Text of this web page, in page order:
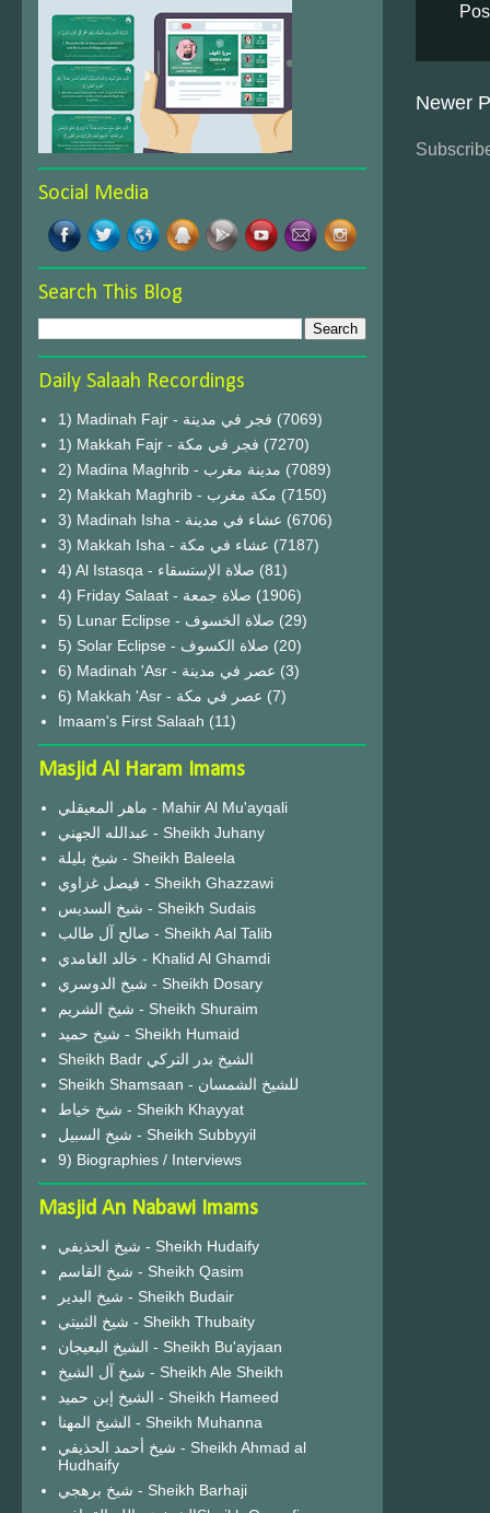
Newer
Social Media
Search This Blog
Daily Salaah Recordings
1) Madinah Fajr - فجر في مدينة (7069)
1) Makkah Fajr - فجر في مكة (7270)
2) Madina Maghrib - مدينة مغرب (7089)
2) Makkah Maghrib - مكة مغرب (7150)
3) Madinah Isha - عشاء في مدينة (6706)
3) Makkah Isha - عشاء في مكة (7187)
4) Al Istasqa - صلاة الإستسقاء (81)
4) Friday Salaat - صلاة جمعة (1906)
5) Lunar Eclipse - صلاة الخسوف (29)
(20)
6) Madinah 'Asr - عصر في مدينة (3)
6) Makkah 'Asr - عصر في مكة (7)
Imaam's First Salaah (11)
Masjid Al Haram Imams
ماهر المعيقلي - Mahir Al Mu'ayqali
عبدالله الجهني - Sheikh Juhany
شيخ بليلة - Sheikh Baleela
فيصل غزاوي - Sheikh Ghazzawi
شيخ السديس - Sheikh Sudais
صالح آل طالب - Sheikh Aal Talib
خالد الغامدي - Khalid Al Ghamdi
شيخ الدوسري - Sheikh Dosary
شيخ الشريم - Sheikh Shuraim
شيخ حميد - Sheikh Humaid
Sheikh Badr الشيخ بدر التركي
Sheikh Shamsaan - للشيخ الشمسان
شيخ خياط - Sheikh Khayyat
شيخ السبيل - Sheikh Subbyyil
9) Biographies / Interviews
Masjid An Nabawi Imams
شيخ الحذيفي - Sheikh Hudaify
شيخ القاسم - Sheikh Qasim
شيخ البدير - Sheikh Budair
شيخ الثبيتي - Sheikh Thubaity
الشيخ البعيجان - Sheikh Bu'ayjaan
شيخ آل الشيخ - Sheikh Ale Sheikh
الشيخ إبن حميد - Sheikh Hameed
الشيخ المهنا - Sheikh Muhanna
شيخ أحمد الحذيفي - Sheikh Ahmad al
Hudhaify
شيخ برهجي - Sheikh Barhaji